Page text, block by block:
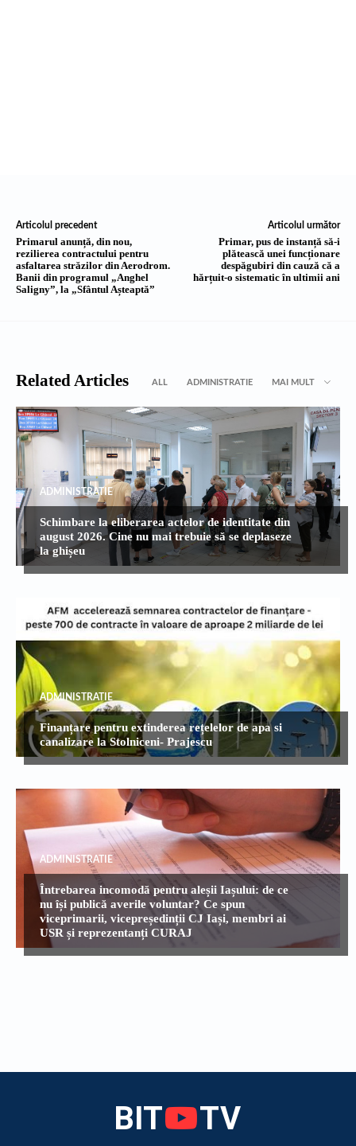
Articolul precedent
Primarul anunță, din nou,
rezilierea contractului pentru
asfaltarea străzilor din Aerodrom.
Banii din programul „Anghel
Saligny”, la „Sfântul Așteaptă”
Articolul următor
Primar, pus de instanță să-i
plătească unei funcționare
despăgubiri din cauză că a
hărțuit-o sistematic în ultimii ani
Related Articles ALL ADMINISTRATIE MAI MULT
ADMINISTRATIE
Schimbare la eliberarea actelor de identitate din
august 2026. Cine nu mai trebuie să se deplaseze
la ghișeu
ADMINISTRATIE
Finanțare pentru extinderea rețelelor de apa si
canalizare la Stolniceni- Prajescu
ADMINISTRATIE
Întrebarea incomodă pentru aleșii Iașului: de ce
nu își publică averile voluntar? Ce spun
viceprimarii, vicepreședinții CJ Iași, membri ai
USR și reprezentanți CURAJ
BIT TV